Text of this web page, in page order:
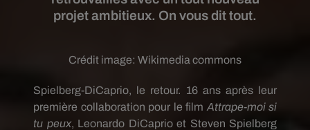
projet ambitieux. On vous dit tout.
Crédit image: Wikimedia commons
Spielberg-DiCaprio, le retour. 16 ans après leur
première collaboration pour le film Attrape-moi si
tu peux, Leonardo DiCaprio et Steven Spielberg